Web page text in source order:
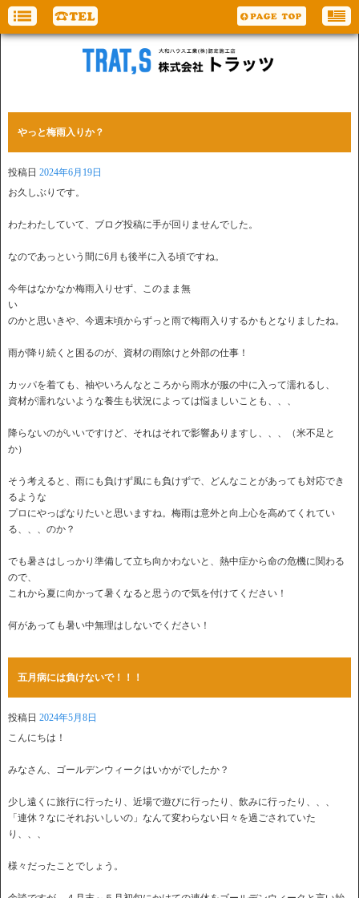
やっと梅雨入りか？
投稿日 2024年6月19日
お久しぶりです。
わたわたしていて、ブログ投稿に手が回りませんでした。
なのであっという間に6月も後半に入る頃ですね。
今年はなかなか梅雨入りせず、このまま無
のかと思いきや、今週末頃からずっと雨で梅雨入りするかもとなりましたね。
雨が降り続くと困るのが、資材の雨除けと外部の仕事！
カッパを着ても、袖やいろんなところから雨水が服の中に入って濡れるし、
資材が濡れないような養生も状況によっては悩ましいことも、、、
降らないのがいいですけど、それはそれで影響ありますし、、、（米不足と
か）
そう考えると、雨にも負けず風にも負けずで、どんなことがあっても対応でき
るような
プロにやっぱなりたいと思いますね。梅雨は意外と向上心を高めてくれてい
る、、、のか？
でも暑さはしっかり準備して立ち向かわないと、熱中症から命の危機に関わる
ので、
これから夏に向かって暑くなると思うので気を付けてください！
何があっても暑い中無理はしないでください！
五月病には負けないで！！！
投稿日 2024年5月8日
こんにちは！
みなさん、ゴールデンウィークはいかがでしたか？
少し遠くに旅行に行ったり、近場で遊びに行ったり、飲みに行ったり、、、
「連休？なにそれおいしいの」なんて変わらない日々を過ごされていた
り、、、
様々だったことでしょう。